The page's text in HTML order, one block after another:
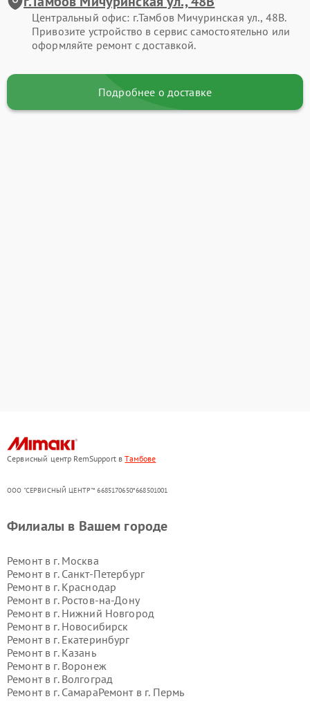
Центральный офис: г.Тамбов Мичуринская ул., 48В.
Привозите устройство в сервис самостоятельно или
оформляйте ремонт с доставкой.
Подробнее о доставке
Сервисный центр RemSupport вТамбове
ООО "СЕРВИСНЫЙ ЦЕНТР"* 6685170650*668501001
Филиалы в Вашем городе
Ремонт в г. Москва
Ремонт в г. Санкт-Петербург
Ремонт в г. Краснодар
Ремонт в г. Ростов-на-Дону
Ремонт в г. Нижний Новгород
Ремонт в г. Новосибирск
Ремонт в г. Екатеринбург
Ремонт в г. Казань
Ремонт в г. Воронеж
Ремонт в г. Волгоград
Ремонт в г. СамараРемонт в г. Пермь